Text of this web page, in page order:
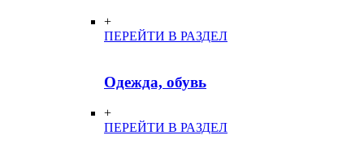
+
ПЕРЕЙТИ В РАЗДЕЛ
Одежда, обувь
+
ПЕРЕЙТИ В РАЗДЕЛ